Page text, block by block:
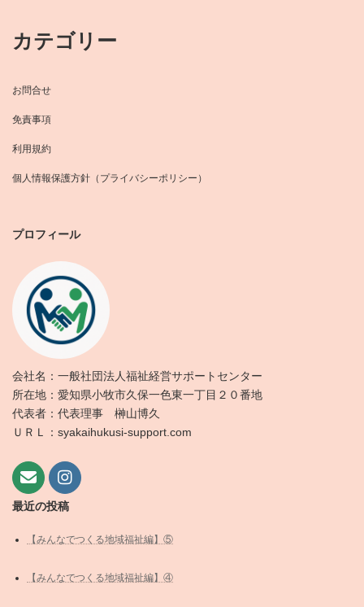
カテゴリー
お問合せ
免責事項
利用規約
個人情報保護方針（プライバシーポリシー）
プロフィール
会社名：一般社団法人福祉経営サポートセンター
所在地：愛知県小牧市久保一色東一丁目２０番地
代表者：代表理事 榊山博久
ＵＲＬ：syakaihukusi-support.com
最近の投稿
【みんなでつくる地域福祉編】⑤
【みんなでつくる地域福祉編】④